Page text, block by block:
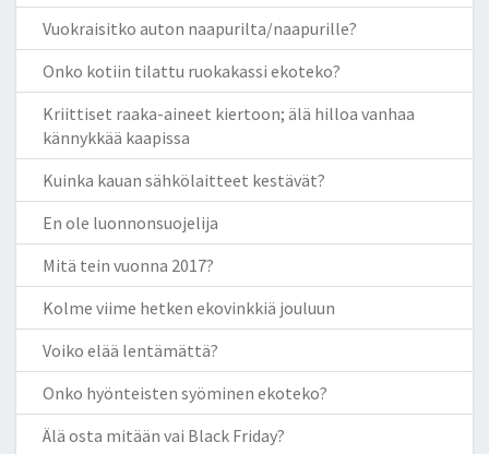
Vuokraisitko auton naapurilta/naapurille?
Onko kotiin tilattu ruokakassi ekoteko?
Kriittiset raaka-aineet kiertoon; älä hilloa vanhaa
kännykkää kaapissa
Kuinka kauan sähkölaitteet kestävät?
En ole luonnonsuojelija
Mitä tein vuonna 2017?
Kolme viime hetken ekovinkkiä jouluun
Voiko elää lentämättä?
Onko hyönteisten syöminen ekoteko?
Älä osta mitään vai Black Friday?